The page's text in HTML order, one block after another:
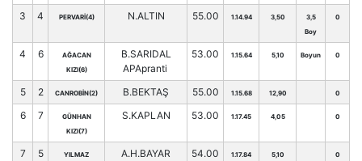
3 4 PERVARİ(4) N.ALTIN 55.00 1.14.94 3,50
3,5
Boy
0
4 6
AĞACAN
KIZI(6)
B.SARIDAL
APApranti
53.00 1.15.64 5,10 Boyun 0
5 2 CANROBİN(2) B.BEKTAŞ 55.00 1.15.68 12,90 0
6 7
GÜNHAN
KIZI(7)
S.KAPLAN 53.00 1.17.45 4,05 0
7 5
YILMAZ
A.H.BAYAR
54.00 1.17.84 5,10 0